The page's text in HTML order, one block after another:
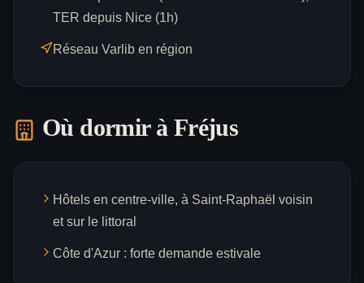
TER depuis Nice (1h)
Réseau Varlib en région
Où dormir à Fréjus
Hôtels en centre-ville, à Saint-Raphaël voisin
et sur le littoral
Côte d'Azur : forte demande estivale